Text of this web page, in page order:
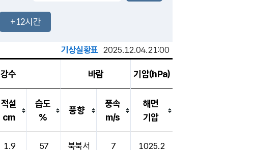
-mm
+12시간
기상실황표 2025.12.04.21:00
강수 바람 기압(hPa)
적설
cm
습도
%
풍향
풍속
m/s
해면
기압
1.9 57 북북서 7 1025.2